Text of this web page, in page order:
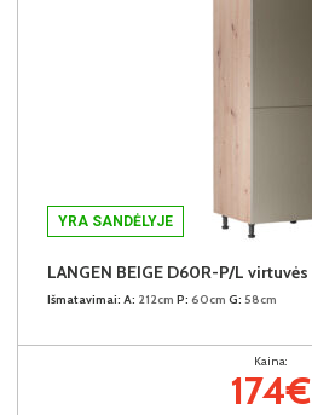
YRA SANDĖLYJE
Išmatavimai: A: 212cm P: 60cm G: 58cm
Kaina:
174€